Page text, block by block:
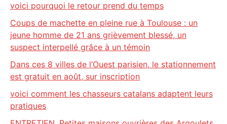
voici pourquoi le retour prend du temps
Coups de machette en pleine rue à Toulouse : un
jeune homme de 21 ans grièvement blessé, un
suspect interpellé grâce à un témoin
Dans ces 8 villes de l’Ouest parisien, le stationnement
est gratuit en août, sur inscription
voici comment les chasseurs catalans adaptent leurs
pratiques